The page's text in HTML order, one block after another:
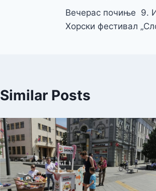
чланка
Вечерас почиње 9.
Хорски фестивал
Similar Posts